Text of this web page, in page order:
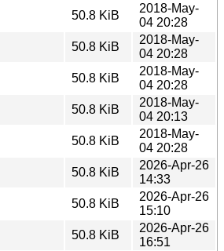
50.8 KiB
2018-May-
04 20:28
50.8 KiB
2018-May-
04 20:28
50.8 KiB
2018-May-
04 20:28
50.8 KiB
2018-May-
04 20:13
50.8 KiB
2018-May-
04 20:28
50.8 KiB
2026-Apr-26
14:33
50.8 KiB
2026-Apr-26
15:10
50.8 KiB
2026-Apr-26
16:51